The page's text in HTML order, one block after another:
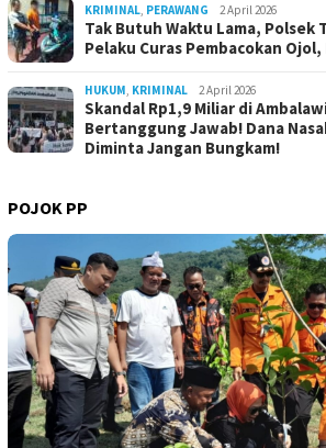
KRIMINAL PERAWANG 2 April 2026
Tak Butuh Waktu Lama, Polsek
Pelaku Curas Pembacokan Ojol,
HUKUM KRIMINAL 2 April 2026
Skandal Rp1,9 Miliar di
Bertanggung Jawab! Dana
Diminta Jangan Bungkam!
POJOK PP